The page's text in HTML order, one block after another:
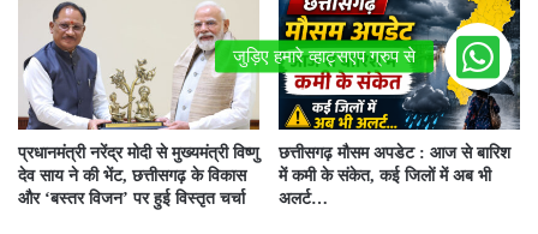
प्रधानमंत्री नरेंद्र मोदी से मुख्यमंत्री विष्णु
देव साय ने की भेंट, छत्तीसगढ़ के विकास
और ‘बस्तर विजन’ पर हुई विस्तृत चर्चा
छत्तीसगढ़ मौसम अपडेट : आज से बारिश
में कमी के संकेत, कई जिलों में अब भी
अलर्ट…